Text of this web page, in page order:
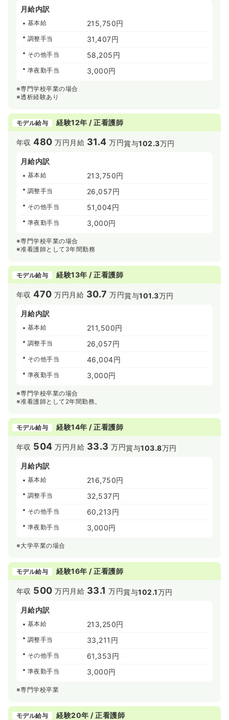
月給内訳
基本給 215,750円
調整手当 31,407円
その他手当 58,205円
準夜勤手当 3,000円
※専門学校卒業の場合
※透析経験あり
モデル給与 経験12年 / 正看護師
年収480 万円 月給 31.4 万円賞与102.3万円
月給内訳
基本給 213,750円
調整手当 26,057円
その他手当 51,004円
準夜勤手当 3,000円
※専門学校卒業の場合
※准看護師として3年間勤務
モデル給与 経験13年 / 正看護師
年収470 万円 月給 30.7 万円賞与101.3万円
月給内訳
基本給 211,500円
調整手当 26,057円
その他手当 46,004円
準夜勤手当 3,000円
※専門学校卒業の場合
※准看護師として2年間勤務。
モデル給与 経験14年 / 正看護師
年収 504 万円 月給 33.3 万円賞与103.8万円
月給内訳
基本給 216,750円
調整手当 32,537円
その他手当 60,213円
準夜勤手当 3,000円
※大学卒業の場合
モデル給与 経験16年 / 正看護師
年収 500 万円 月給 33.1 万円賞与102.1万円
月給内訳
基本給 213,250円
調整手当 33,211円
その他手当 61,353円
準夜勤手当 3,000円
※専門学校卒業
モデル給与 経験20年 / 正看護師